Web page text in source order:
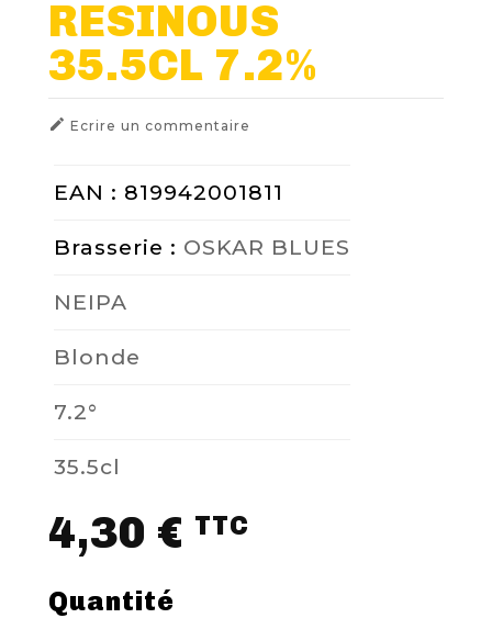
BLOG
RESINOUS
35.5CL 7.2%
 Ecrire un commentaire
EAN : 819942001811
Brasserie : OSKAR BLUES
NEIPA
Blonde
7.2°
35.5cl
4,30 € TTC
Quantité